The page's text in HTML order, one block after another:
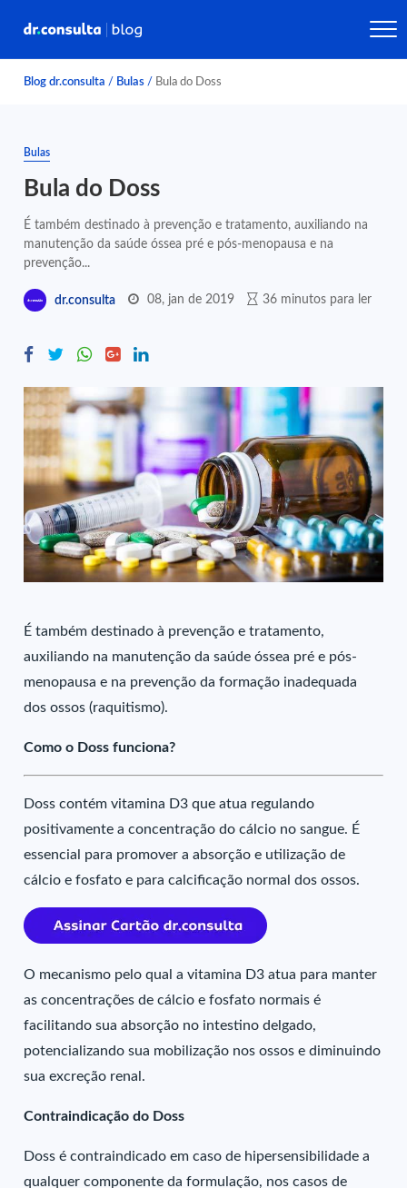
Blog dr.consulta / Bulas / Bula do Doss
Bulas
Bula do Doss
É também destinado à prevenção e tratamento, auxiliando na
manutenção da saúde óssea pré e pós-menopausa e na
prevenção...
dr.consulta 08, jan de 2019 36 minutos para ler
É também destinado à prevenção e tratamento,
auxiliando na manutenção da saúde óssea pré e pós-
menopausa e na prevenção da formação inadequada
dos ossos (raquitismo).
Como o Doss funciona?
Doss contém vitamina D3 que atua regulando
positivamente a concentração do cálcio no sangue. É
essencial para promover a absorção e utilização de
cálcio e fosfato e para calcificação normal dos ossos.
O mecanismo pelo qual a vitamina D3 atua para manter
as concentrações de cálcio e fosfato normais é
facilitando sua absorção no intestino delgado,
potencializando sua mobilização nos ossos e diminuindo
sua excreção renal.
Contraindicação do Doss
Doss é contraindicado em caso de hipersensibilidade a
qualquer componente da formulação, nos casos de